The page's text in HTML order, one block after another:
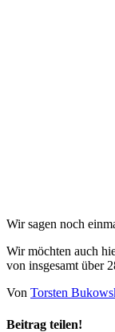
Wir sagen noch
Wir möchten auch
von insgesamt über
Von Torsten
Beitrag teilen!